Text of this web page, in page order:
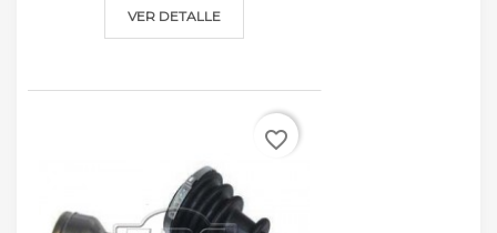
VER DETALLE
favorite_border